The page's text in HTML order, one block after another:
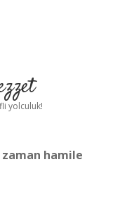
yolculuk!
zaman hamile